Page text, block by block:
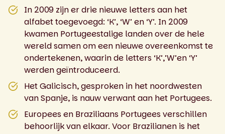
In 2009 zijn er drie nieuwe letters aan het
alfabet toegevoegd: ‘K’, ‘W’ en ‘Y’. In 2009
kwamen Portugeestalige landen over de hele
wereld samen om een ​​nieuwe overeenkomst te
ondertekenen, waarin de letters ‘K’,’W’en ‘Y’
werden geïntroduceerd.
Het Galicisch, gesproken in het noordwesten
van Spanje, is nauw verwant aan het Portugees.
Europees en Braziliaans Portugees verschillen
behoorlijk van elkaar. Voor Brazilianen is het